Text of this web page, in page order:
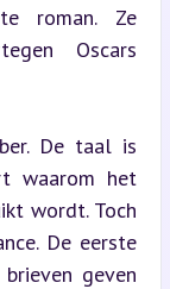
roman. Ze
Oscars
De taal is
waarom het
wordt. Toch
De eerste
geven